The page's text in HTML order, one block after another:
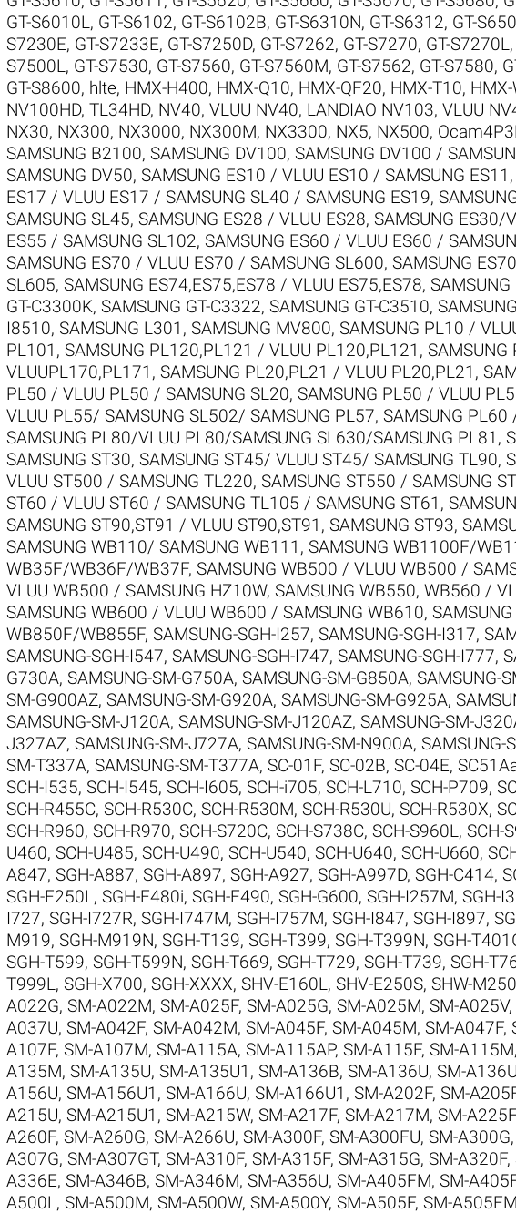
GT-S6010L, GT-S6102, GT-S6102B, GT-S6310N, GT-S6312, GT-
S7230E, GT-S7233E, GT-S7250D, GT-S7262, GT-S7270, GT-S7270L,
S7500L, GT-S7530, GT-S7560, GT-S7560M, GT-S7562, GT-S7580,
GT-S8600, hlte, HMX-H400, HMX-Q10, HMX-QF20, HMX-T10,
NV100HD, TL34HD, NV40, VLUU NV40, LANDIAO NV103, VLUU
NX30, NX300, NX3000, NX300M, NX3300, NX5, NX500,
SAMSUNG B2100, SAMSUNG DV100, SAMSUNG DV100 /
SAMSUNG DV50, SAMSUNG ES10 / VLUU ES10 / SAMSUNG ES11 ,
ES17 / VLUU ES17 / SAMSUNG SL40 / SAMSUNG ES19,
SAMSUNG SL45, SAMSUNG ES28 / VLUU ES28, SAMSUNG ES30/
ES55 / SAMSUNG SL102, SAMSUNG ES60 / VLUU ES60 /
SAMSUNG ES70 / VLUU ES70 / SAMSUNG SL600, SAMSUNG
SL605, SAMSUNG ES74,ES75,ES78 / VLUU ES75,ES78,
GT-C3300K, SAMSUNG GT-C3322, SAMSUNG GT-C3510,
I8510, SAMSUNG L301 , SAMSUNG MV800, SAMSUNG PL10 /
PL101 , SAMSUNG PL120,PL121 / VLUU PL120,PL121 ,
VLUUPL170,PL171 , SAMSUNG PL20,PL21 / VLUU PL20,PL21 ,
PL50 / VLUU PL50 / SAMSUNG SL20, SAMSUNG PL50 / VLUU
VLUU PL55/ SAMSUNG SL502/ SAMSUNG PL57, SAMSUNG PL60
SAMSUNG PL80/VLUU PL80/SAMSUNG SL630/SAMSUNG PL81 ,
SAMSUNG ST30, SAMSUNG ST45/ VLUU ST45/ SAMSUNG TL90,
VLUU ST500 / SAMSUNG TL220, SAMSUNG ST550 / SAMSUNG
ST60 / VLUU ST60 / SAMSUNG TL105 / SAMSUNG ST61 ,
SAMSUNG ST90,ST91 / VLUU ST90,ST91 , SAMSUNG ST93,
SAMSUNG WB110/ SAMSUNG WB111 , SAMSUNG WB1100F/
WB35F/WB36F/WB37F, SAMSUNG WB500 / VLUU WB500 /
VLUU WB500 / SAMSUNG HZ10W, SAMSUNG WB550, WB560 /
SAMSUNG WB600 / VLUU WB600 / SAMSUNG WB610,
WB850F/WB855F, SAMSUNG-SGH-I257, SAMSUNG-SGH-I317,
SAMSUNG-SGH-I547, SAMSUNG-SGH-I747, SAMSUNG-SGH-I777,
G730A, SAMSUNG-SM-G750A, SAMSUNG-SM-G850A, SAMSUNG-
SM-G900AZ, SAMSUNG-SM-G920A, SAMSUNG-SM-G925A,
SAMSUNG-SM-J120A, SAMSUNG-SM-J120AZ, SAMSUNG-SM-
J327AZ, SAMSUNG-SM-J727A, SAMSUNG-SM-N900A, SAMSUNG-
SM-T337A, SAMSUNG-SM-T377A, SC-01F, SC-02B, SC-04E,
SCH-I535, SCH-I545, SCH-I605, SCH-i705, SCH-L710, SCH-P709,
SCH-R455C, SCH-R530C, SCH-R530M, SCH-R530U, SCH-R530X,
SCH-R960, SCH-R970, SCH-S720C, SCH-S738C, SCH-S960L, SCH-
U460, SCH-U485, SCH-U490, SCH-U540, SCH-U640, SCH-U660,
A847, SGH-A887, SGH-A897, SGH-A927, SGH-A997D, SGH-C414,
SGH-F250L, SGH-F480i, SGH-F490, SGH-G600, SGH-I257M, SGH-
I727, SGH-I727R, SGH-I747M, SGH-I757M, SGH-I847, SGH-I897,
M919, SGH-M919N, SGH-T139, SGH-T399, SGH-T399N, SGH-
SGH-T599, SGH-T599N, SGH-T669, SGH-T729, SGH-T739, SGH-
T999L, SGH-X700, SGH-XXXX, SHV-E160L, SHV-E250S, SHW-
A022G, SM-A022M, SM-A025F, SM-A025G, SM-A025M, SM-A025V,
A037U, SM-A042F, SM-A042M, SM-A045F, SM-A045M, SM-A047F,
A107F, SM-A107M, SM-A115A, SM-A115AP, SM-A115F, SM-A115M,
A135M, SM-A135U, SM-A135U1 , SM-A136B, SM-A136U, SM-
A156U, SM-A156U1 , SM-A166U, SM-A166U1 , SM-A202F, SM-
A215U, SM-A215U1 , SM-A215W, SM-A217F, SM-A217M, SM-A225F
A260F, SM-A260G, SM-A266U, SM-A300F, SM-A300FU, SM-A300G,
A307G, SM-A307GT, SM-A310F, SM-A315F, SM-A315G, SM-A320F,
A336E, SM-A346B, SM-A346M, SM-A356U, SM-A405FM, SM-
A500L, SM-A500M, SM-A500W, SM-A500Y, SM-A505F, SM-A505FM